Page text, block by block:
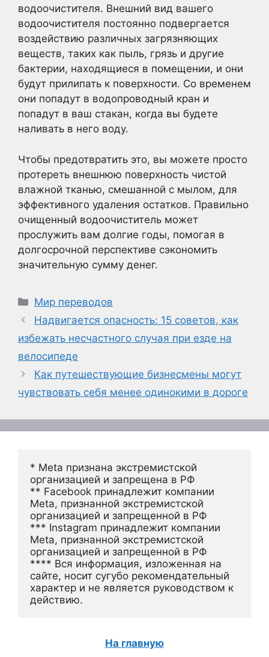
водоочистителя. Внешний вид вашего
водоочистителя постоянно подвергается
воздействию различных загрязняющих
веществ, таких как пыль, грязь и другие
бактерии, находящиеся в помещении, и они
будут прилипать к поверхности. Со временем
они попадут в водопроводный кран и
попадут в ваш стакан, когда вы будете
наливать в него воду.
Чтобы предотвратить это, вы можете просто
протереть внешнюю поверхность чистой
влажной тканью, смешанной с мылом, для
эффективного удаления остатков. Правильно
очищенный водоочиститель может
прослужить вам долгие годы, помогая в
долгосрочной перспективе сэкономить
значительную сумму денег.
Рубрики
Мир переводов
Надвигается опасность: 15 советов, как
избежать несчастного случая при езде на
велосипеде
Как путешествующие бизнесмены могут
чувствовать себя менее одинокими в дороге
* Meta признана экстремистской
организацией и запрещена в РФ
** Facebook принадлежит компании
Meta, признанной экстремистской
организацией и запрещенной в РФ
*** Instagram принадлежит компании
Meta, признанной экстремистской
организацией и запрещенной в РФ
**** Вся информация, изложенная на
сайте, носит сугубо рекомендательный
характер и не является руководством к
действию.
На главную